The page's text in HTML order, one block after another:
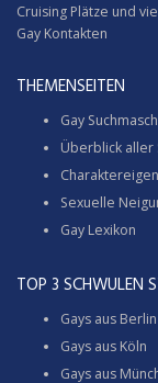
Cruising Plätze und
Gay Kontakten
THEMENSEITEN
Gay
Überblick aller
Sexuelle
Gay Lexikon
TOP 3 SCHWULEN
Gays aus Berlin
Gays aus Köln
Gays aus